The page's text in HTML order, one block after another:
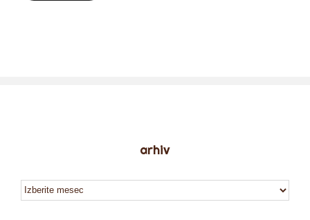
arhiv
arhiv